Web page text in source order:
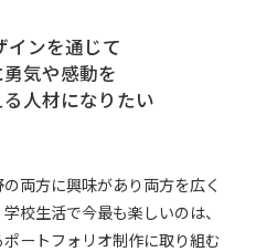
インを通じて
気や感動を
人材になりたい
両方に興味があり両方を広く
校生活で今最も楽しいのは、
ートフォリオ制作に取り組む